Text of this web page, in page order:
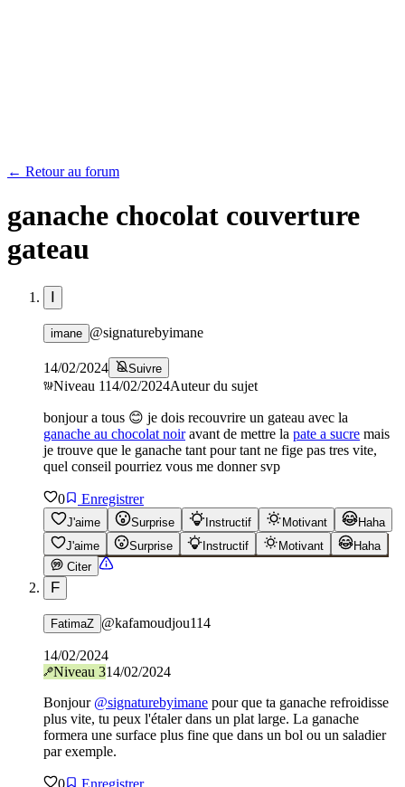
← Retour au forum
ganache chocolat couverture
gateau
I
imane @signaturebyimane
14/02/2024 Suivre
Niveau 114/02/2024Auteur du sujet
bonjour a tous 😊 je dois recouvrire un gateau avec la
ganache au chocolat noiravant de mettre la pate a sucre mais
je trouve que le ganache tant pour tant ne fige pas tres vite,
quel conseil pourriez vous me donner svp
0 Enregistrer
J'aime Surprise Instructif Motivant
Haha
J'aime
Surprise Instructif Motivant
Haha
Citer
F
FatimaZ @kafamoudjou114
14/02/2024
Niveau 314/02/2024
Bonjour @signaturebyimane pour que ta ganache refroidisse
plus vite, tu peux l'étaler dans un plat large. La ganache
formera une surface plus fine que dans un bol ou un saladier
par exemple.
0 Enregistrer